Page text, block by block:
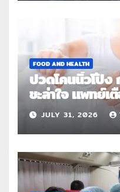
FOOD AND HEALTH
ปวดโคนนิ้วโป้ง
ชะล่าใจ แพทย์เ
แวง” โรคปลอก
ใช้งานซ้ำ
JULY 31, 2026